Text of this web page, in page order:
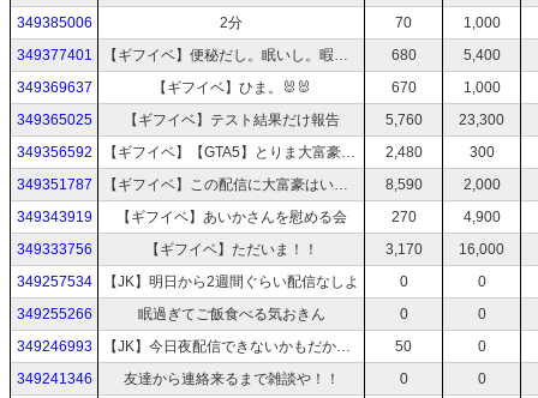
349385006
2分 70
1,000
349377401
【ギフイベ】便秘だし。眠いし。暇だし。雑談しよう。 680
5,400
349369637
【ギフイベ】ひま。🐰🐰 670
1,000
349365025
【ギフイベ】テスト結果だけ報告 5,760
23,300
349356592
【ギフイベ】【GTA5】とりま大富豪になろうと思う。 2,480
300
349351787
【ギフイベ】この配信に大富豪はいませんか！！？？ 8,590
2,000
349343919
【ギフイベ】あいかさんを慰める会 270
4,900
349333756
【ギフイベ】ただいま！！ 3,170
16,000
349257534
【JK】明日から2週間ぐらい配信なしよ 0
0
349255266
眠過ぎてご飯食べる気おきん 0
0
349246993
【JK】今日夜配信できないかもだから今やる 50
0
349241346
友達から連絡来るまで雑談や！！ 0
0